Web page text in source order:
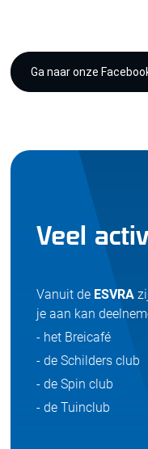
Ga naar onze
Veel
Vanuit de ESVRA
je aan kan
- het Breicafé
- de Schilders club
- de Spin club
- de Tuinclub